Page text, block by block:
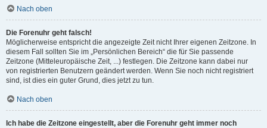
Nach oben
Die Forenuhr geht falsch!
Möglicherweise entspricht die angezeigte Zeit nicht Ihrer eigenen Zeitzone. In
diesem Fall sollten Sie im „Persönlichen Bereich“ die für Sie passende
Zeitzone (Mitteleuropäische Zeit, ...) festlegen. Die Zeitzone kann dabei nur
von registrierten Benutzern geändert werden. Wenn Sie noch nicht registriert
sind, ist dies ein guter Grund, dies jetzt zu tun.
Nach oben
Ich habe die Zeitzone eingestellt, aber die Forenuhr geht immer noch